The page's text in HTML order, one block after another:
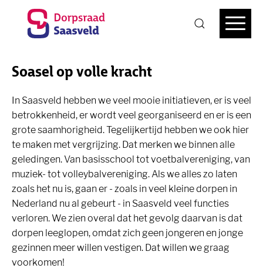
Soasel op volle kracht
In Saasveld hebben we veel mooie initiatieven, er is veel
betrokkenheid, er wordt veel georganiseerd en er is een
grote saamhorigheid. Tegelijkertijd hebben we ook hier
te maken met vergrijzing. Dat merken we binnen alle
geledingen. Van basisschool tot voetbalvereniging, van
muziek- tot volleybalvereniging. Als we alles zo laten
zoals het nu is, gaan er - zoals in veel kleine dorpen in
Nederland nu al gebeurt - in Saasveld veel functies
verloren. We zien overal dat het gevolg daarvan is dat
dorpen leeglopen, omdat zich geen jongeren en jonge
gezinnen meer willen vestigen. Dat willen we graag
voorkomen!